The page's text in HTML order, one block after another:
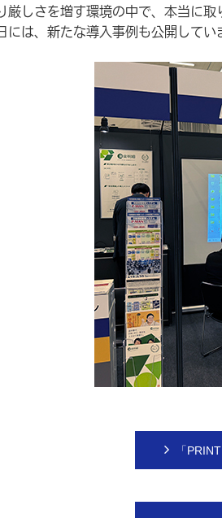
厳しさを増す環境の中で、本当に取
には、新たな導入事例も公開してい
「